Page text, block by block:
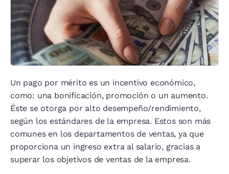
Un pago por mérito es un incentivo económico,
como: una bonificación, promoción o un aumento.
Éste se otorga por alto desempeño/rendimiento,
según los estándares de la empresa. Estos son más
comunes en los departamentos de ventas, ya que
proporciona un ingreso extra al salario, gracias a
superar los objetivos de ventas de la empresa.